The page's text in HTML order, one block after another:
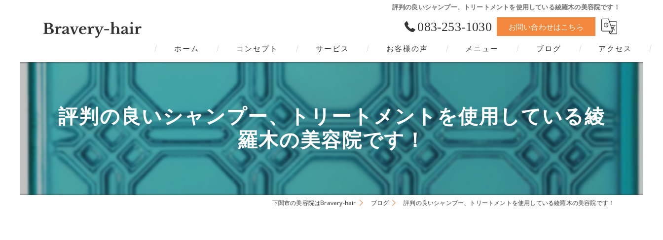
評判の良いシャンプー、トリートメントを使用している綾羅木の美容院です！
083-253-1030 お問い合わせはこちら
ホーム コンセプト
下関市の美容院･Bravery-hairの評判
下関市の美容院･Bravery-hairのお客様の声
サービス お客様の声 メニュー ブログ アクセス
評判の良いシャンプー、トリートメントを使用している綾
羅木の美容院です！
下関市の美容院はBravery-hair ブログ 評判の良いシャンプー、トリートメントを使用している綾羅木の美容院です！